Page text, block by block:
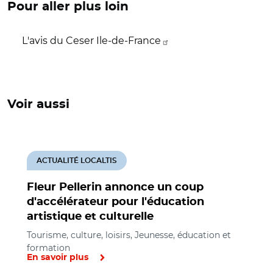
Pour aller plus loin
L'avis du Ceser Ile-de-France
Voir aussi
Fleur Pellerin annonce un coup
d'accélérateur pour l'éducation
artistique et culturelle
ACTUALITÉ LOCALTIS
Tourisme, culture, loisirs, Jeunesse, éducation et
formation
En savoir plus